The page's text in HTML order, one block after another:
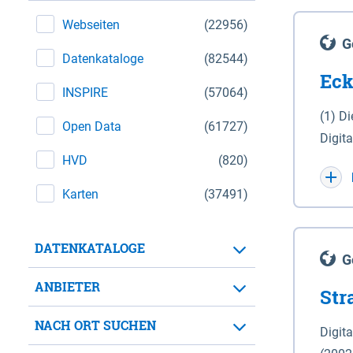
(22956)
Webseiten
(82544)
Datenkataloge
(57064)
INSPIRE
(61727)
Open Data
(820)
HVD
(37491)
Karten
DATENKATALOGE
ANBIETER
NACH ORT SUCHEN
(1)
WGS
für
der in